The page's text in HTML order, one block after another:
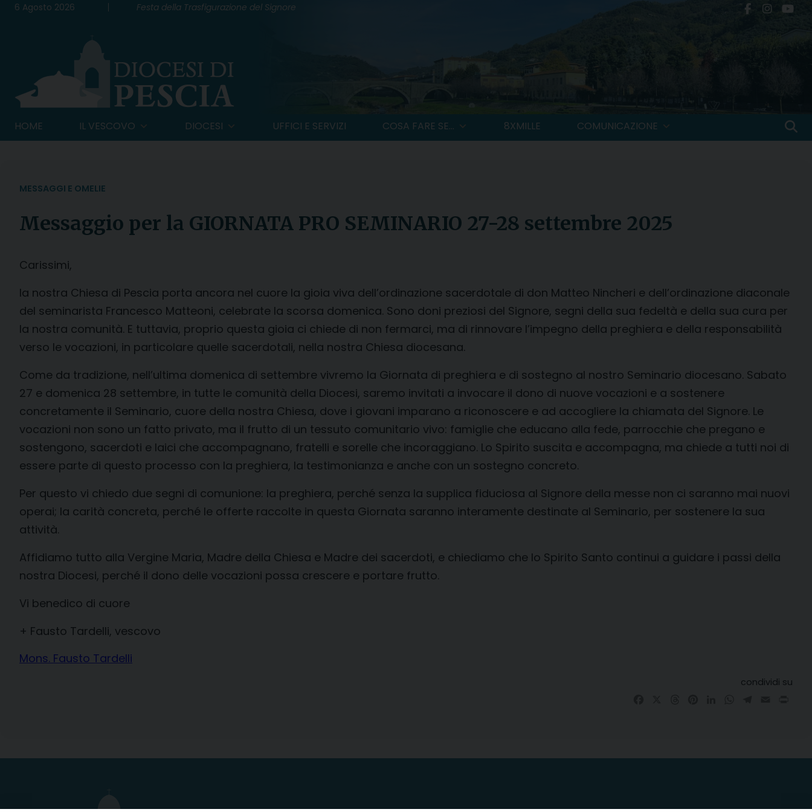
Skip6 Agosto 2026 Festa della Trasfigurazione del Signore
HOME IL VESCOVO DIOCESI UFFICI E SERVIZI COSA FARE SE... 8XMILLE COMUNICAZIONE
MESSAGGI E OMELIE
Messaggio per la GIORNATA PRO SEMINARIO 27-28 settembre 2025
Carissimi,
la nostra Chiesa di Pescia porta ancora nel cuore la gioia viva dell’ordinazione sacerdotale di don Matteo Nincheri e dell’ordinazione diaconale
del seminarista Francesco Matteoni, celebrate la scorsa domenica. Sono doni preziosi del Signore, segni della sua fedeltà e della sua cura per
la nostra comunità. E tuttavia, proprio questa gioia ci chiede di non fermarci, ma di rinnovare l’impegno della preghiera e della responsabilità
verso le vocazioni, in particolare quelle sacerdotali, nella nostra Chiesa diocesana.
Come da tradizione, nell’ultima domenica di settembre vivremo la Giornata di preghiera e di sostegno al nostro Seminario diocesano. Sabato
27 e domenica 28 settembre, in tutte le comunità della Diocesi, saremo invitati a invocare il dono di nuove vocazioni e a sostenere
concretamente il Seminario, cuore della nostra Chiesa, dove i giovani imparano a riconoscere e ad accogliere la chiamata del Signore. Le
vocazioni non sono un fatto privato, ma il frutto di un tessuto comunitario vivo: famiglie che educano alla fede, parrocchie che pregano e
sostengono, sacerdoti e laici che accompagnano, fratelli e sorelle che incoraggiano. Lo Spirito suscita e accompagna, ma chiede a tutti noi di
essere parte di questo processo con la preghiera, la testimonianza e anche con un sostegno concreto.
Per questo vi chiedo due segni di comunione: la preghiera, perché senza la supplica fiduciosa al Signore della messe non ci saranno mai nuovi
operai; la carità concreta, perché le offerte raccolte in questa Giornata saranno interamente destinate al Seminario, per sostenere la sua
attività.
Affidiamo tutto alla Vergine Maria, Madre della Chiesa e Madre dei sacerdoti, e chiediamo che lo Spirito Santo continui a guidare i passi della
nostra Diocesi, perché il dono delle vocazioni possa crescere e portare frutto.
Vi benedico di cuore
+ Fausto Tardelli, vescovo
Mons. Fausto Tardelli
condividi su